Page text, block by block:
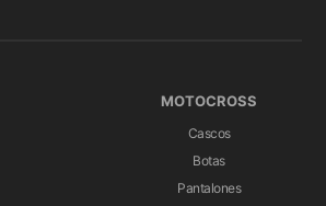
MOTOCROSS
Cascos
Botas
Pantalones